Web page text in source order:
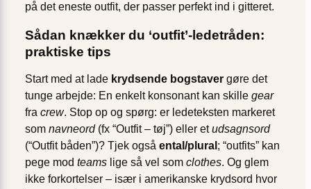
på det eneste outfit, der passer perfekt ind i gitteret.
Sådan knækker du ‘outfit’-ledetråden:
praktiske tips
Start med at lade krydsende bogstaver gøre det
tunge arbejde: En enkelt konsonant kan skille gear
fra crew. Stop op og spørg: er ledeteksten markeret
som navneord(fx “Outfit – tøj”) eller etudsagnsord
(“Outfit båden”)? Tjek også ental/plural ; “outfits” kan
pege mod teams lige så vel som clothes. Og glem
ikke forkortelser – især i amerikanske krydsord hvor